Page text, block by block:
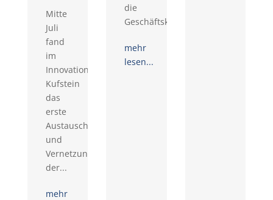
Mitte
Juli
fand
im
Innovationsraum
Kufstein
das
erste
Austausch-
und
Vernetzungstreffen
der...
mehr
die
Geschäftskontaktemesse...
mehr
lesen...